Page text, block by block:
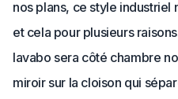
nos plans, ce style industriel
et cela pour plusieurs
lavabo sera côté chambre
miroir sur la cloison qui